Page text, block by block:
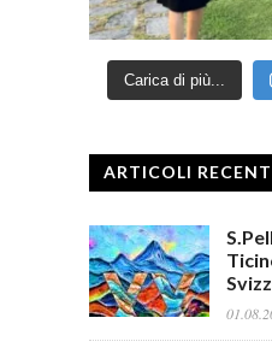
Carica di più...
ARTICOLI